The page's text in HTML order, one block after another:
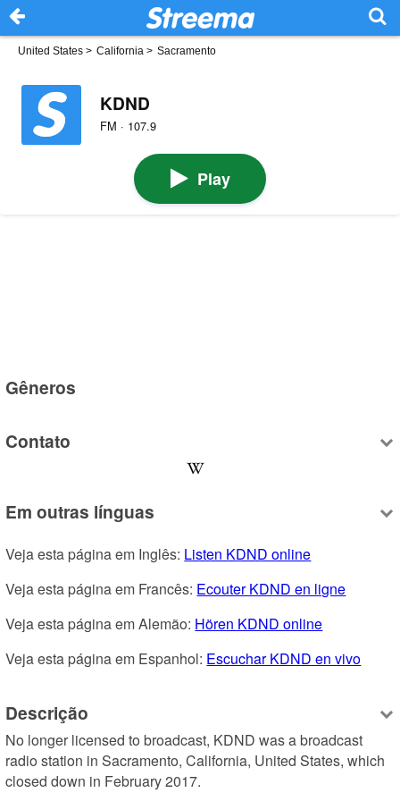
United States > California > Sacramento
KDND
FM · 107.9
Play
Gêneros
Contato
Em outras línguas
Veja esta página em Inglês: Listen KDND online
Veja esta página em Francês: Ecouter KDND en ligne
Veja esta página em Alemão: Hören KDND online
Veja esta página em Espanhol: Escuchar KDND en vivo
Descrição
No longer licensed to broadcast, KDND was a broadcast
radio station in Sacramento, California, United States, which
closed down in February 2017.